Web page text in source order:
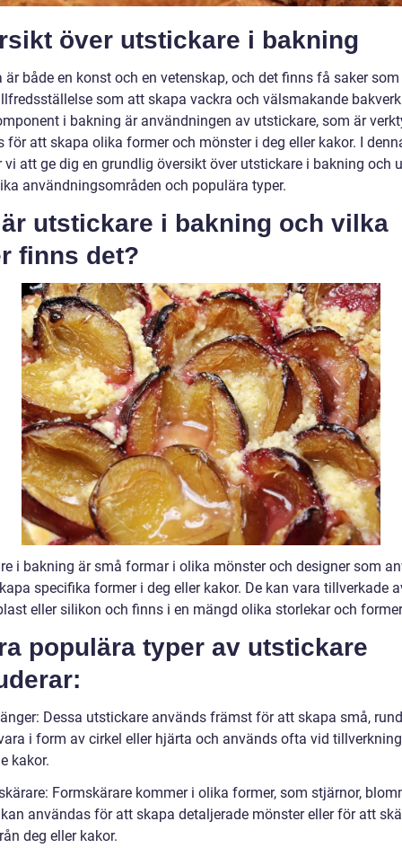
över utstickare i bakning
är både en konst och en vetenskap, och det finns få saker
som att skapa vackra och välsmakande
i bakning är användningen av utstickare, som är
för att skapa olika former och mönster i deg eller kakor. I
vi att ge dig en grundlig översikt över utstickare i bakning och
användningsområden och populära typer.
är utstickare i bakning och vilka
finns det?
i bakning är små formar i olika mönster och designer som
specifika former i deg eller kakor. De kan vara tillverkade
eller silikon och finns i en mängd olika storlekar och
populära typer av utstickare
Dessa utstickare används främst för att skapa små,
i form av cirkel eller hjärta och används ofta vid
kakor.
Formskärare kommer i olika former, som stjärnor,
användas för att skapa detaljerade mönster eller för att
deg eller kakor.